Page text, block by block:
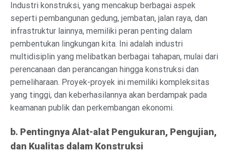
Industri konstruksi, yang mencakup berbagai aspek
seperti pembangunan gedung, jembatan, jalan raya, dan
infrastruktur lainnya, memiliki peran penting dalam
pembentukan lingkungan kita. Ini adalah industri
multidisiplin yang melibatkan berbagai tahapan, mulai dari
perencanaan dan perancangan hingga konstruksi dan
pemeliharaan. Proyek-proyek ini memiliki kompleksitas
yang tinggi, dan keberhasilannya akan berdampak pada
keamanan publik dan perkembangan ekonomi.
b. Pentingnya Alat-alat Pengukuran, Pengujian,
dan Kualitas dalam Konstruksi